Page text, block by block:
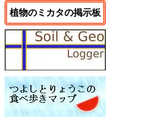
植物のミカタの掲示板